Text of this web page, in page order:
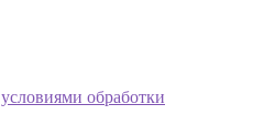
условиями обработки